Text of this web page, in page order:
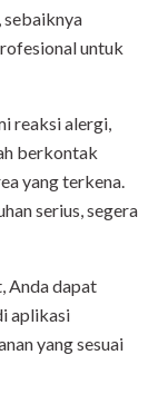
sebaiknya
untuk
reaksi alergi,
berkontak
yang terkena.
serius, segera
Anda dapat
aplikasi
yang sesuai